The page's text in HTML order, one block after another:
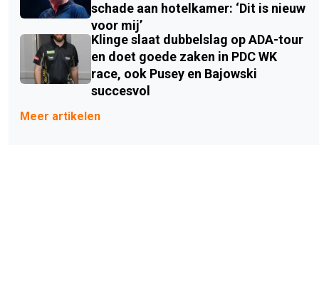
schade aan hotelkamer: ‘Dit is nieuw
voor mij’
Klinge slaat dubbelslag op ADA-tour
en doet goede zaken in PDC WK
race, ook Pusey en Bajowski
succesvol
Meer artikelen